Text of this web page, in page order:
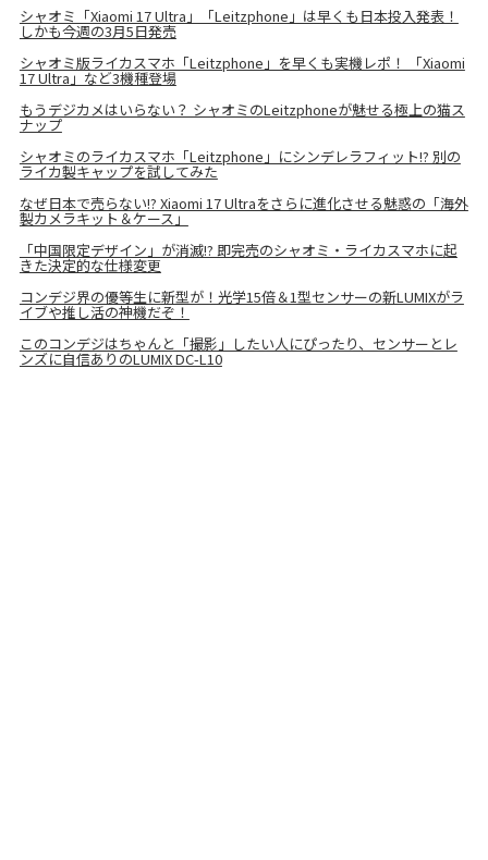
シャオミ「Xiaomi 17 Ultra」「Leitzphone」は早くも日本投入発表！
しかも今週の3月5日発売
シャオミ版ライカスマホ「Leitzphone」を早くも実機レポ！ 「Xiaomi
17 Ultra」など3機種登場
もうデジカメはいらない？ シャオミのLeitzphoneが魅せる極上の猫ス
ナップ
シャオミのライカスマホ「Leitzphone」にシンデレラフィット!? 別の
ライカ製キャップを試してみた
なぜ日本で売らない!? Xiaomi 17 Ultraをさらに進化させる魅惑の「海外
製カメラキット＆ケース」
「中国限定デザイン」が消滅!? 即完売のシャオミ・ライカスマホに起
きた決定的な仕様変更
コンデジ界の優等生に新型が！光学15倍＆1型センサーの新LUMIXがラ
イブや推し活の神機だぞ！
このコンデジはちゃんと「撮影」したい人にぴったり、センサーとレ
ンズに自信ありのLUMIX DC-L10